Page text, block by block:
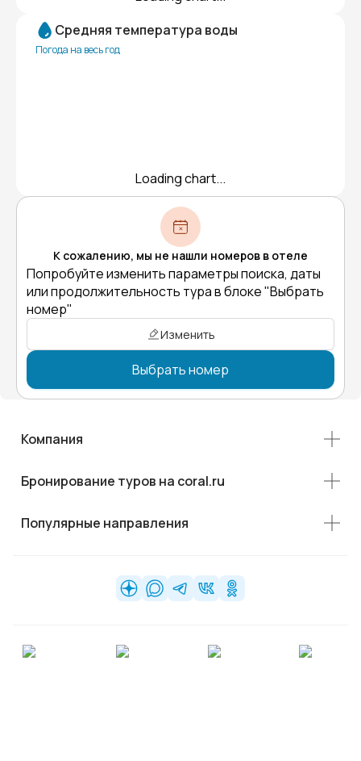
Средняя температура воды
Погода на весь год
Loading chart...
К сожалению, мы не нашли номеров в отеле
Попробуйте изменить параметры поиска, даты
или продолжительность тура в блоке "Выбрать
номер"
Изменить
Выбрать номер
Компания
Бронирование туров на coral.ru
Популярные направления